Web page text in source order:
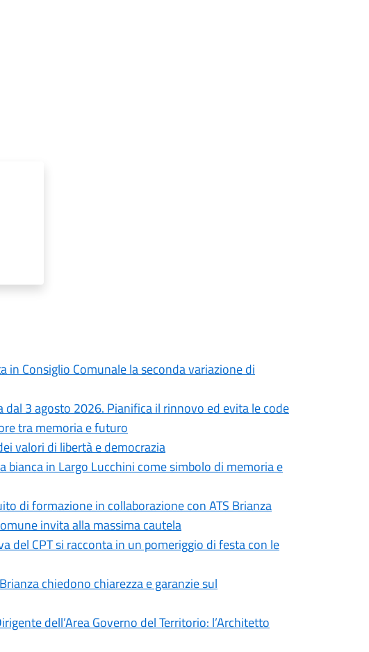
Consiglio Comunale la seconda variazione di
3 agosto 2026. Pianifica il rinnovo ed evita le code
tra memoria e futuro
valori di libertà e democrazia
in Largo Lucchini come simbolo di memoria e
di formazione in collaborazione con ATS Brianza
invita alla massima cautela
del CPT si racconta in un pomeriggio di festa con le
chiedono chiarezza e garanzie sul
dell’Area Governo del Territorio: l’Architetto